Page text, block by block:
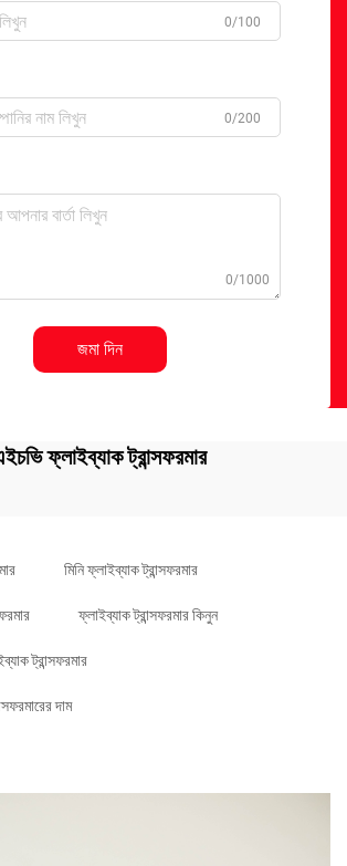
0/100
0/200
0/1000
জমা দিন
ফ্লাইব্যাক ট্রান্সফরমার
মিনি ফ্লাইব্যাক ট্রান্সফরমার
ফ্লাইব্যাক ট্রান্সফরমার কিনুন
ট্রান্সফরমার
দাম